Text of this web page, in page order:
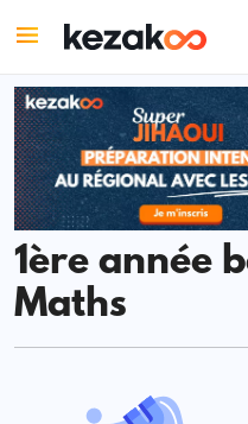
1ère année
Maths